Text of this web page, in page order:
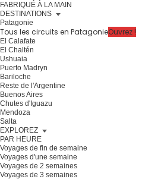
FABRIQUÉ À LA MAIN
DESTINATIONS
Patagonie
Tous les circuits en PatagonieOuvrez !
El Calafate
El Chaltén
Ushuaia
Puerto Madryn
Bariloche
Reste de l'Argentine
Buenos Aires
Chutes d'Iguazu
Mendoza
Salta
EXPLOREZ
PAR HEURE
Voyages de fin de semaine
Voyages d'une semaine
Voyages de 2 semaines
Voyages de 3 semaines